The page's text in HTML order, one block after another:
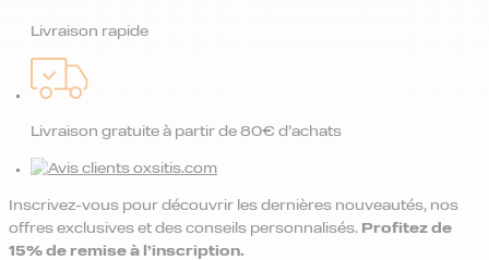
Livraison rapide
Livraison gratuite à partir de 80€ d’achats
Inscrivez-vous pour découvrir les dernières nouveautés, nos
offres exclusives et des conseils personnalisés. Profitez de
15% de remise à l’inscription.